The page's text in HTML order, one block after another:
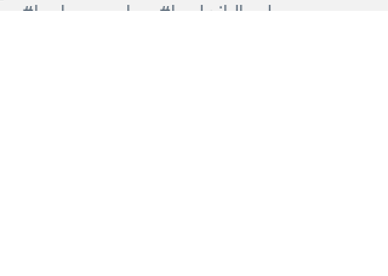
#horbamneckar
#badwildbad